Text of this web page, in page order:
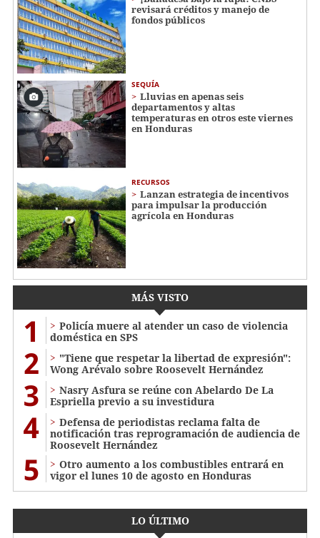
revisará créditos y manejo de
fondos públicos
SEQUÍA
Lluvias en apenas seis
departamentos y altas
temperaturas en otros este viernes
en Honduras
RECURSOS
Lanzan estrategia de incentivos
para impulsar la producción
agrícola en Honduras
MÁS VISTO
1
Policía muere al atender un caso de violencia
doméstica en SPS
2
"Tiene que respetar la libertad de expresión":
Wong Arévalo sobre Roosevelt Hernández
3
Nasry Asfura se reúne con Abelardo De La
Espriella previo a su investidura
4
Defensa de periodistas reclama falta de
notificación tras reprogramación de audiencia de
Roosevelt Hernández
5
Otro aumento a los combustibles entrará en
vigor el lunes 10 de agosto en Honduras
LO ÚLTIMO